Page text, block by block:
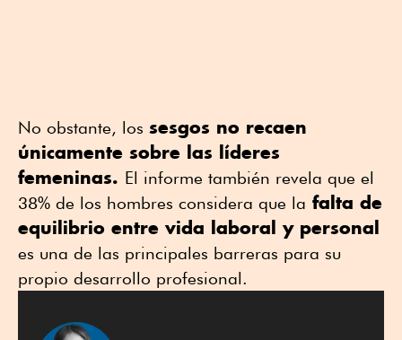
No obstante, los sesgos no recaen
únicamente sobre las líderes
femeninas. El informe también revela que el
38% de los hombres considera que la falta de
equilibrio entre vida laboral y personal
es una de las principales barreras para su
propio desarrollo profesional.